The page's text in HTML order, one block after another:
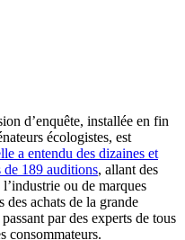
d’enquête, installée en fin
écologistes, est
a entendu des dizaines et
de 189 auditions, allant des
ou de marques
achats de la grande
par des experts de tous
consommateurs.